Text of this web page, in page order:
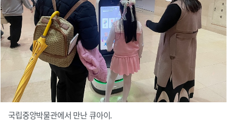
국립중앙박물관에서 만난 큐아이.